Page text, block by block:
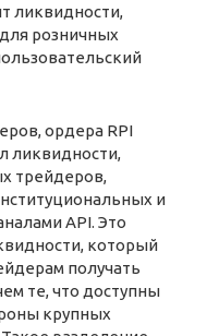
ликвидности,
розничных
ордера RPI
ликвидности,
трейдеров,
и
API. Это
который
получать
те, что доступны
крупных